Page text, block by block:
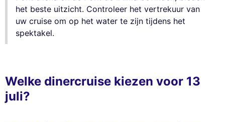
het beste uitzicht. Controleer het vertrekuur van
uw cruise om op het water te zijn tijdens het
spektakel.
Welke dinercruise kiezen voor 13
juli?